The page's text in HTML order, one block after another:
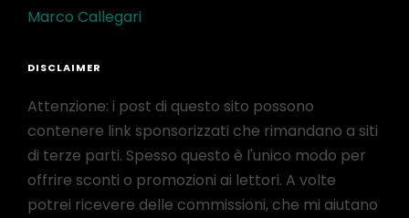
Marco Callegari
DISCLAIMER
Attenzione: i post di questo sito possono
contenere link sponsorizzati che rimandano a siti
di terze parti. Spesso questo è l'unico modo per
offrire sconti o promozioni ai lettori. A volte
potrei ricevere delle commissioni, che mi aiutano